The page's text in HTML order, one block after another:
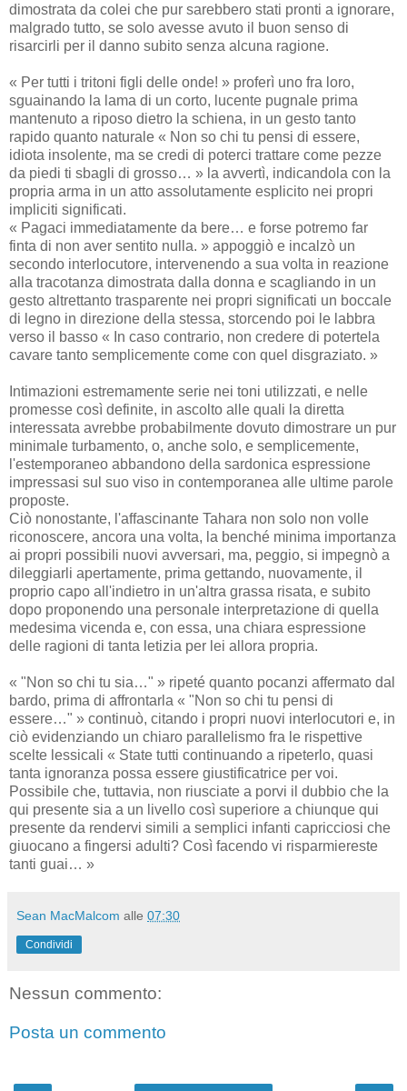
dimostrata da colei che pur sarebbero stati pronti a ignorare,
malgrado tutto, se solo avesse avuto il buon senso di
risarcirli per il danno subito senza alcuna ragione.
« Per tutti i tritoni figli delle onde! » proferì uno fra loro,
sguainando la lama di un corto, lucente pugnale prima
mantenuto a riposo dietro la schiena, in un gesto tanto
rapido quanto naturale « Non so chi tu pensi di essere,
idiota insolente, ma se credi di poterci trattare come pezze
da piedi ti sbagli di grosso… » la avvertì, indicandola con la
propria arma in un atto assolutamente esplicito nei propri
impliciti significati.
« Pagaci immediatamente da bere… e forse potremo far
finta di non aver sentito nulla. » appoggiò e incalzò un
secondo interlocutore, intervenendo a sua volta in reazione
alla tracotanza dimostrata dalla donna e scagliando in un
gesto altrettanto trasparente nei propri significati un boccale
di legno in direzione della stessa, storcendo poi le labbra
verso il basso « In caso contrario, non credere di potertela
cavare tanto semplicemente come con quel disgraziato. »
Intimazioni estremamente serie nei toni utilizzati, e nelle
promesse così definite, in ascolto alle quali la diretta
interessata avrebbe probabilmente dovuto dimostrare un pur
minimale turbamento, o, anche solo, e semplicemente,
l'estemporaneo abbandono della sardonica espressione
impressasi sul suo viso in contemporanea alle ultime parole
proposte.
Ciò nonostante, l'affascinante Tahara non solo non volle
riconoscere, ancora una volta, la benché minima importanza
ai propri possibili nuovi avversari, ma, peggio, si impegnò a
dileggiarli apertamente, prima gettando, nuovamente, il
proprio capo all'indietro in un'altra grassa risata, e subito
dopo proponendo una personale interpretazione di quella
medesima vicenda e, con essa, una chiara espressione
delle ragioni di tanta letizia per lei allora propria.
« "Non so chi tu sia…" » ripeté quanto pocanzi affermato dal
bardo, prima di affrontarla « "Non so chi tu pensi di
essere…" » continuò, citando i propri nuovi interlocutori e, in
ciò evidenziando un chiaro parallelismo fra le rispettive
scelte lessicali « State tutti continuando a ripeterlo, quasi
tanta ignoranza possa essere giustificatrice per voi.
Possibile che, tuttavia, non riusciate a porvi il dubbio che la
qui presente sia a un livello così superiore a chiunque qui
presente da rendervi simili a semplici infanti capricciosi che
giuocano a fingersi adulti? Così facendo vi risparmiereste
tanti guai… »
Sean MacMalcom alle 07:30
Condividi
Nessun commento:
Posta un commento